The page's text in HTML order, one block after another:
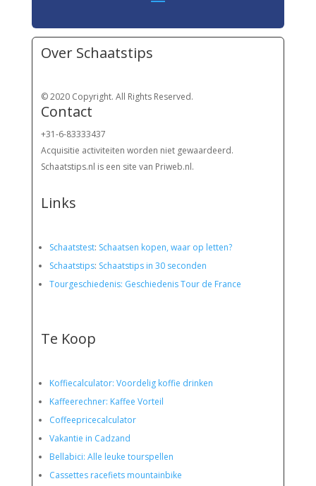
Over Schaatstips
© 2020 Copyright. All Rights Reserved.
Contact
+31-6-83333437
Acquisitie activiteiten worden niet gewaardeerd.
Schaatstips.nl is een site van Priweb.nl.
Links
Schaatstest: Schaatsen kopen, waar op letten?
Schaatstips: Schaatstips in 30 seconden
Tourgeschiedenis: Geschiedenis Tour de France
Te Koop
Koffiecalculator: Voordelig koffie drinken
Kaffeerechner: Kaffee Vorteil
Coffeepricecalculator
Vakantie in Cadzand
Bellabici: Alle leuke tourspellen
Cassettes racefiets mountainbike